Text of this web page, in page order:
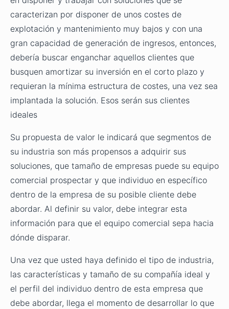
caracterizan por disponer de unos costes de
explotación y mantenimiento muy bajos y con una
gran capacidad de generación de ingresos, entonces,
debería buscar enganchar aquellos clientes que
busquen amortizar su inversión en el corto plazo y
requieran la mínima estructura de costes, una vez sea
implantada la solución. Esos serán sus clientes
ideales
Su propuesta de valor le indicará que segmentos de
su industria son más propensos a adquirir sus
soluciones, que tamaño de empresas puede su equipo
comercial prospectar y que individuo en específico
dentro de la empresa de su posible cliente debe
abordar. Al definir su valor, debe integrar esta
información para que el equipo comercial sepa hacia
dónde disparar.
Una vez que usted haya definido el tipo de industria,
las características y tamaño de su compañía ideal y
el perfil del individuo dentro de esta empresa que
debe abordar, llega el momento de desarrollar lo que